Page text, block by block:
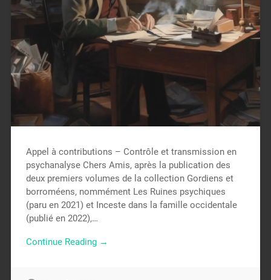
Appel à contributions – Contrôle et transmission en
psychanalyse Chers Amis, après la publication des
deux premiers volumes de la collection Gordiens et
borroméens, nommément Les Ruines psychiques
(paru en 2021) et Inceste dans la famille occidentale
(publié en 2022),…
Continue Reading →